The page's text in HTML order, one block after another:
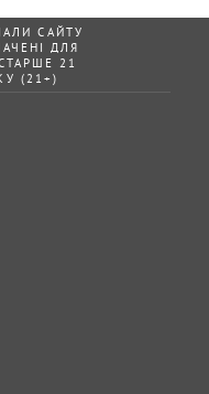
САЙТУ
ДЛЯ
21
(21+)